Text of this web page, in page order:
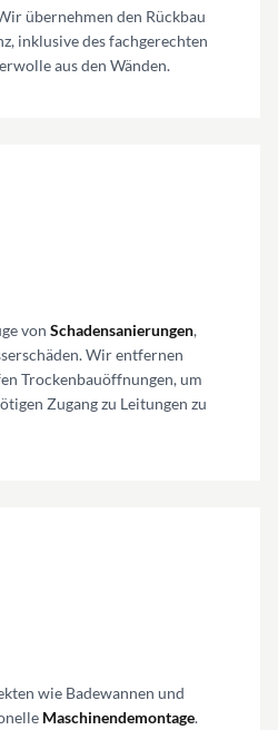
übernehmen den Rückbau
inklusive des fachgerechten
aus den Wänden.
von Schadensanierungen,
Wir entfernen
Trockenbauöffnungen, um
Zugang zu Leitungen zu
wie Badewannen und
Maschinendemontage.